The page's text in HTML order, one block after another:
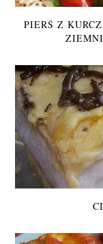
PIERŚ Z